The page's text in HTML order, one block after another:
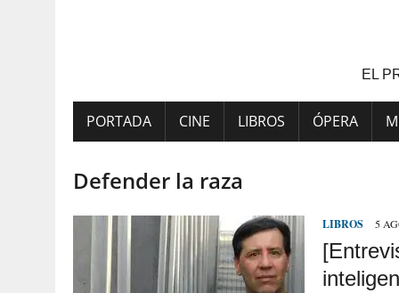
EL
PORTADA CINE LIBROS ÓPERA
Defender la raza
LIBROS 5